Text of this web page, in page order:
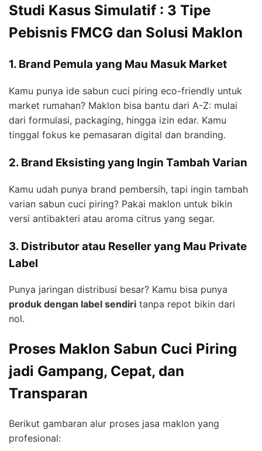
Studi Kasus Simulatif : 3 Tipe
Pebisnis FMCG dan Solusi Maklon
1. Brand Pemula yang Mau Masuk Market
Kamu punya ide sabun cuci piring eco-friendly untuk
market rumahan? Maklon bisa bantu dari A-Z: mulai
dari formulasi, packaging, hingga izin edar. Kamu
tinggal fokus ke pemasaran digital dan branding.
2. Brand Eksisting yang Ingin Tambah Varian
Kamu udah punya brand pembersih, tapi ingin tambah
varian sabun cuci piring? Pakai maklon untuk bikin
versi antibakteri atau aroma citrus yang segar.
3. Distributor atau Reseller yang Mau Private
Label
Punya jaringan distribusi besar? Kamu bisa punya
produk dengan label sendiri tanpa repot bikin dari
nol.
Proses Maklon Sabun Cuci Piring
jadi Gampang, Cepat, dan
Transparan
Berikut gambaran alur proses jasa maklon yang
profesional: